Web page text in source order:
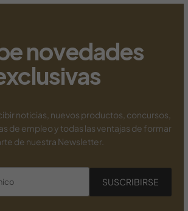
novedades
noticias, nuevos productos, concursos,
de empleo y todas las ventajas de formar
de nuestra Newsletter.